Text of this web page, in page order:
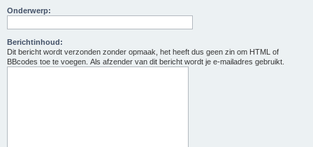
Onderwerp:
Berichtinhoud:
Dit bericht wordt verzonden zonder opmaak, het heeft dus geen zin om HTML of
BBcodes toe te voegen. Als afzender van dit bericht wordt je e-mailadres gebruikt.